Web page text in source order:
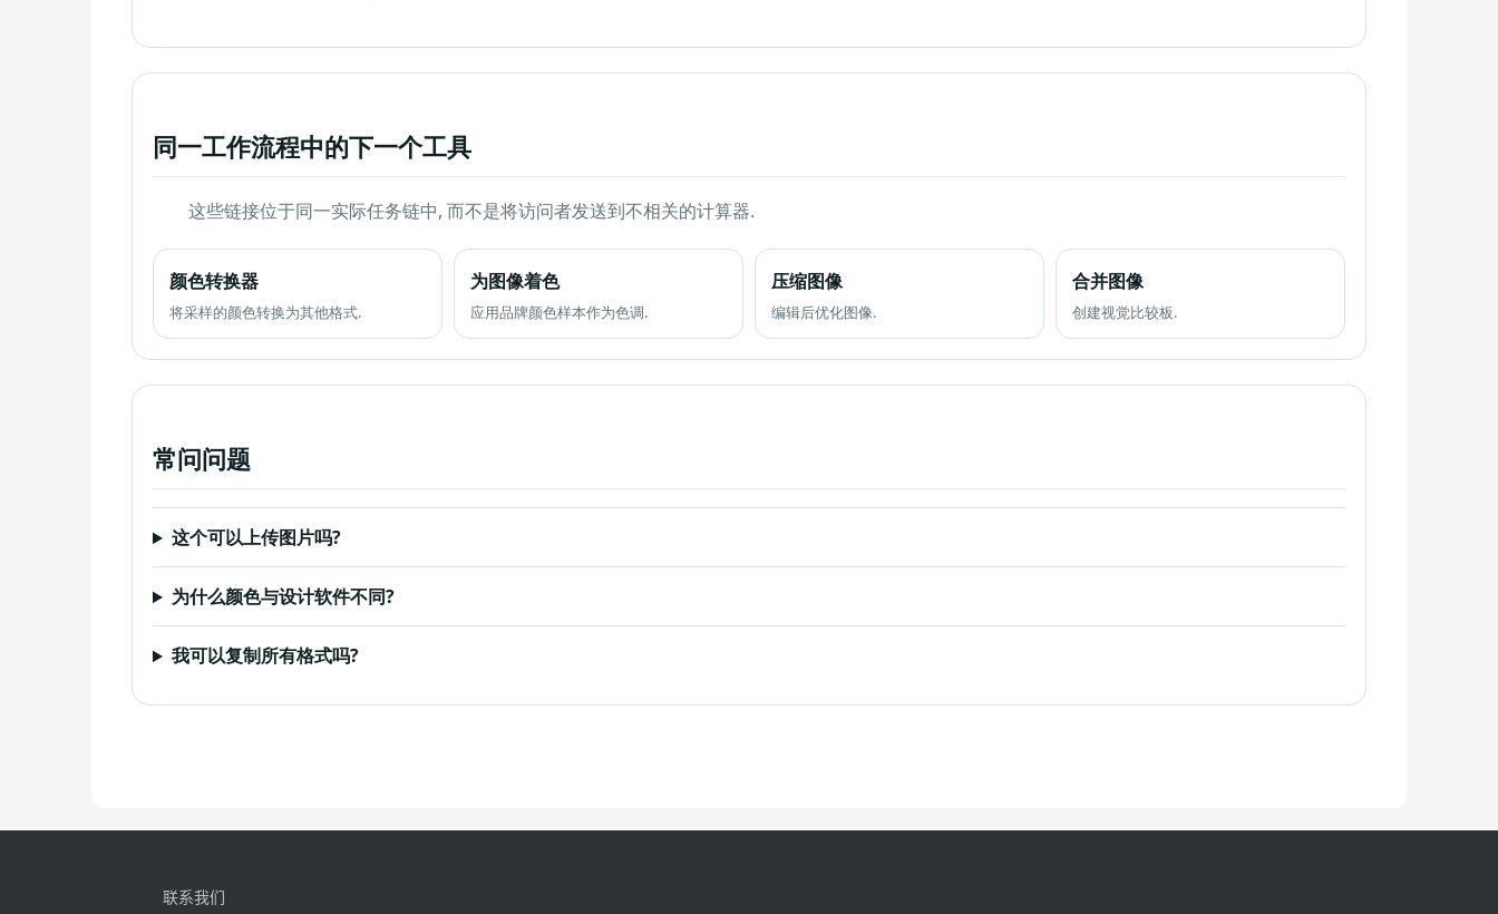
同一工作流程中的下一个工具
这些链接位于同一实际任务链中, 而不是将访问者发送到不相关的计算器.
颜色转换器
将采样的颜色转换为其他格式.
为图像着色
应用品牌颜色样本作为色调.
压缩图像
编辑后优化图像.
合并图像
创建视觉比较板.
常问问题
这个可以上传图片吗?
为什么颜色与设计软件不同?
我可以复制所有格式吗?
联系我们